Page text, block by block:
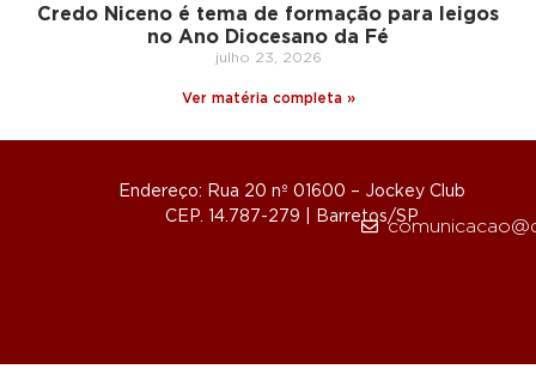
Credo Niceno é tema de formação para leigos
no Ano Diocesano da Fé
julho 23, 2026
Ver matéria completa »
Endereço: Rua 20 nº 01600 – Jockey Club
CEP. 14.787-279 | Barretos/SP